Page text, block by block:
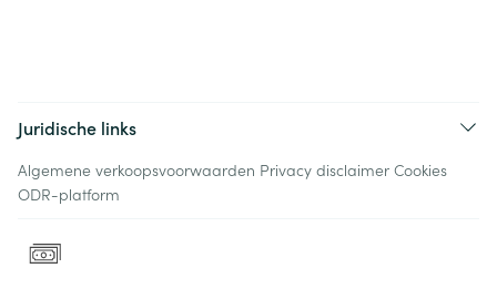
Juridische links
Algemene verkoopsvoorwaarden Privacy disclaimer Cookies
ODR-platform